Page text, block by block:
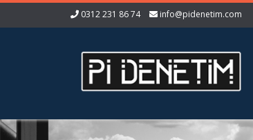
0312 231 86 74 info@pidenetim.com